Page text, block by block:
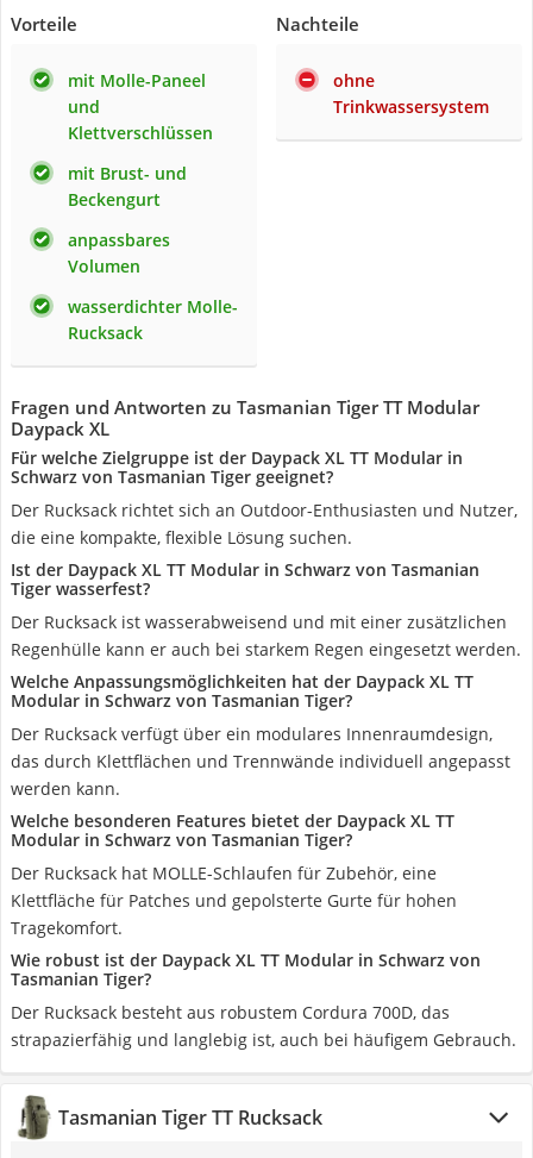
Vorteile
mit Molle-Paneel
und
Klettverschlüssen
mit Brust- und
Beckengurt
anpassbares
Volumen
wasserdichter Molle-
Rucksack
Nachteile
ohne
Trinkwassersystem
Fragen und Antworten zu Tasmanian Tiger TT Modular
Daypack XL
Für welche Zielgruppe ist der Daypack XL TT Modular in
Schwarz von Tasmanian Tiger geeignet?
Der Rucksack richtet sich an Outdoor-Enthusiasten und Nutzer,
die eine kompakte, flexible Lösung suchen.
Ist der Daypack XL TT Modular in Schwarz von Tasmanian
Tiger wasserfest?
Der Rucksack ist wasserabweisend und mit einer zusätzlichen
Regenhülle kann er auch bei starkem Regen eingesetzt werden.
Welche Anpassungsmöglichkeiten hat der Daypack XL TT
Modular in Schwarz von Tasmanian Tiger?
Der Rucksack verfügt über ein modulares Innenraumdesign,
das durch Klettflächen und Trennwände individuell angepasst
werden kann.
Welche besonderen Features bietet der Daypack XL TT
Modular in Schwarz von Tasmanian Tiger?
Der Rucksack hat MOLLE-Schlaufen für Zubehör, eine
Klettfläche für Patches und gepolsterte Gurte für hohen
Tragekomfort.
Wie robust ist der Daypack XL TT Modular in Schwarz von
Tasmanian Tiger?
Der Rucksack besteht aus robustem Cordura 700D, das
strapazierfähig und langlebig ist, auch bei häufigem Gebrauch.
Tasmanian Tiger TT Rucksack